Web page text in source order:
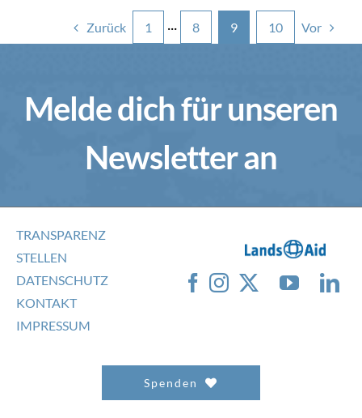
Zurück 1 ··· 8 9 10 Vor
Melde dich für unseren
Newsletter an
TRANSPARENZ
STELLEN
DATENSCHUTZ
KONTAKT
IMPRESSUM
Spenden